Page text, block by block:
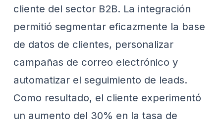
cliente del sector B2B. La integración
permitió segmentar eficazmente la base
de datos de clientes, personalizar
campañas de correo electrónico y
automatizar el seguimiento de leads.
Como resultado, el cliente experimentó
un aumento del 30% en la tasa de